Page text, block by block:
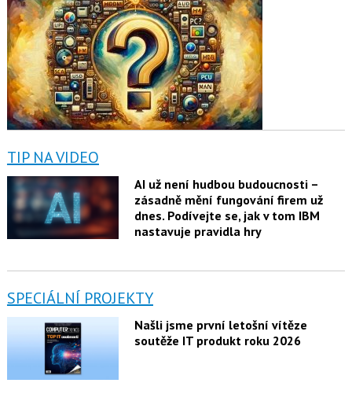
TIP NA VIDEO
AI už není hudbou budoucnosti –
zásadně mění fungování firem už
dnes. Podívejte se, jak v tom IBM
nastavuje pravidla hry
SPECIÁLNÍ PROJEKTY
Našli jsme první letošní vítěze
soutěže IT produkt roku 2026